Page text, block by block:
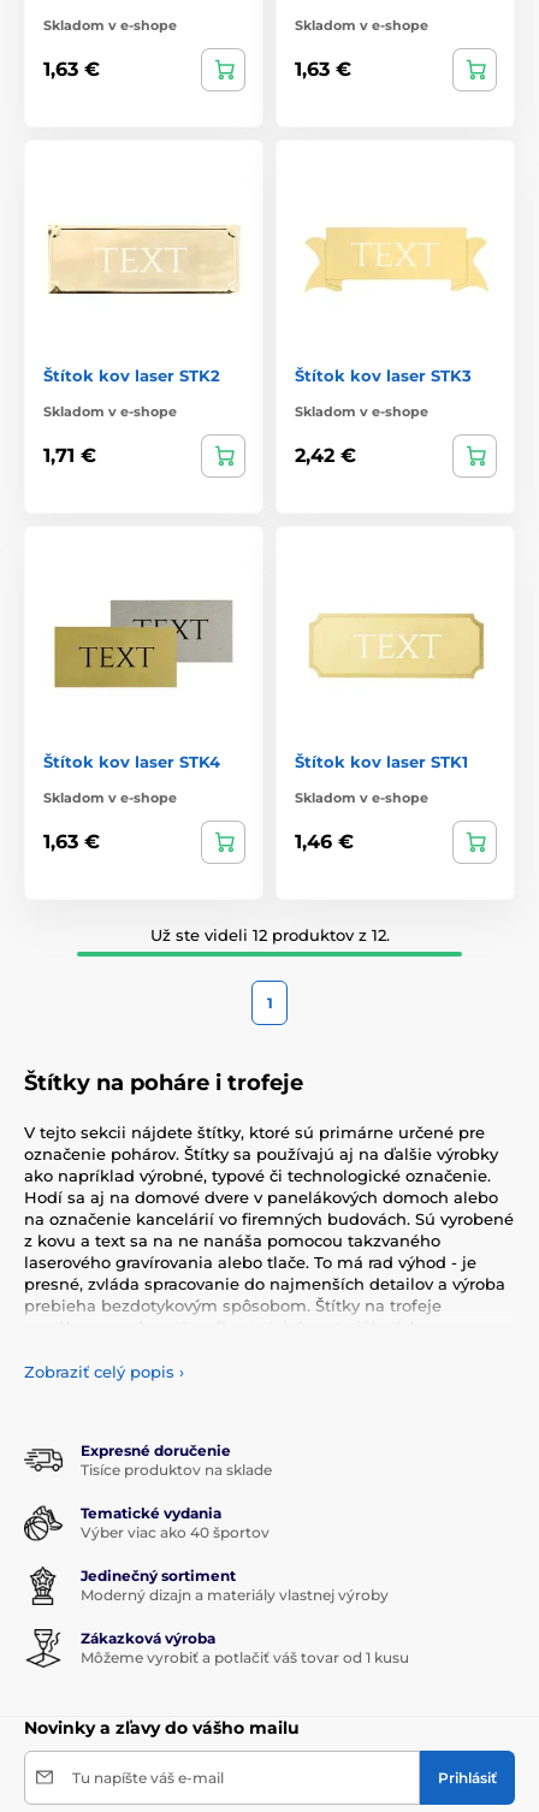
Skladom v e-shope
1,63 €
Skladom v e-shope
1,63 €
Štítok kov laser STK2
Skladom v e-shope
1,71 €
Štítok kov laser STK3
Skladom v e-shope
2,42 €
Štítok kov laser STK4
Skladom v e-shope
1,63 €
Štítok kov laser STK1
Skladom v e-shope
1,46 €
Už ste videli 12 produktov z 12.
1
Štítky na poháre i trofeje
V tejto sekcii nájdete štítky, ktoré sú primárne určené pre
označenie pohárov. Štítky sa používajú aj na ďalšie výrobky
ako napríklad výrobné, typové či technologické označenie.
Hodí sa aj na domové dvere v panelákových domoch alebo
na označenie kancelárií vo firemných budovách. Sú vyrobené
z kovu a text sa na ne nanáša pomocou takzvaného
laserového gravírovania alebo tlače. To má rad výhod - je
presné, zvláda spracovanie do najmenších detailov a výroba
prebieha bezdotykovým spôsobom. Štítky na trofeje
Zobraziť celý popis ›
Expresné doručenie
Tisíce produktov na sklade
Tematické vydania
Výber viac ako 40 športov
Jedinečný sortiment
Moderný dizajn a materiály vlastnej výroby
Zákazková výroba
Môžeme vyrobiť a potlačiť váš tovar od 1 kusu
Novinky a zľavy do vášho mailu
Tu napíšte váš e-mail Prihlásiť